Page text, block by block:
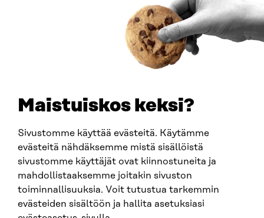
Maistuiskos keksi?
Sivustomme käyttää evästeitä. Käytämme
evästeitä nähdäksemme mistä sisällöistä
sivustomme käyttäjät ovat kiinnostuneita ja
mahdollistaaksemme joitakin sivuston
toiminnallisuuksia. Voit tutustua tarkemmin
evästeiden sisältöön ja hallita asetuksiasi
Hankeikkuna tarjoaa avoimen rajapinnan
Arvioinnin aikana aktiivisessa tilassa olevia
hankkeita oli seuraavasti:
Käynnissä 1699 hanketta, joista:
strategiatyö – 47 hanketta
säädösvalmistelu – 712 hanketta
kehittäminen – 468 hanketta
toimielimet 432 kpl.